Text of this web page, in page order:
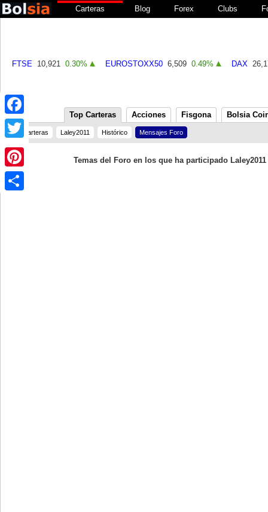
Carteras Blog Forex Clubs
FTSE 10,921 0.30% EUROSTOXX50 6,509 0.49% DAX
Top Carteras Acciones Fisgona Bolsia
Carteras Laley2011 Histórico Mensajes Foro
Temas del Foro en los que ha participado Laley2011
Facebook
Twitter
Pinterest